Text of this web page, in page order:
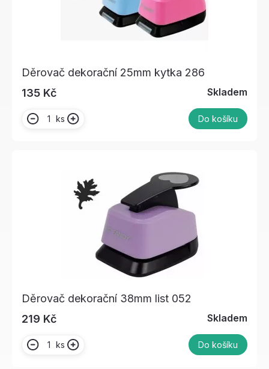
Děrovač dekorační 25mm kytka 286
135 Kč
Skladem
ks Do košíku
Děrovač dekorační 38mm list 052
219 Kč
Skladem
ks Do košíku